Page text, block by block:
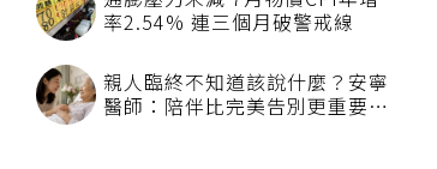
通膨壓力未減 7月物價CPI年增
率2.54% 連三個月破警戒線
親人臨終不知道該說什麼？安寧
醫師：陪伴比完美告別更重要，